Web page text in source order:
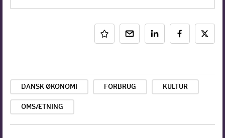
DANSK ØKONOMI FORBRUG KULTUR
OMSÆTNING